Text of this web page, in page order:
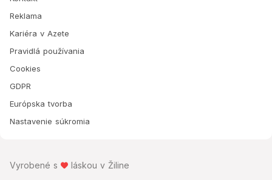
Reklama
Kariéra v Azete
Pravidlá používania
Cookies
GDPR
Európska tvorba
Nastavenie súkromia
Vyrobené s láskou v Žiline